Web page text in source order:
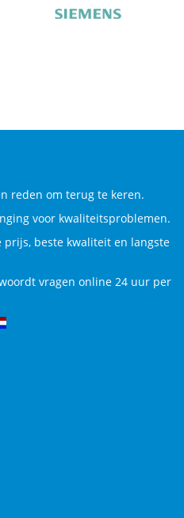
reden om terug te keren.
voor kwaliteitsproblemen.
beste kwaliteit en langste
vragen online 24 uur per